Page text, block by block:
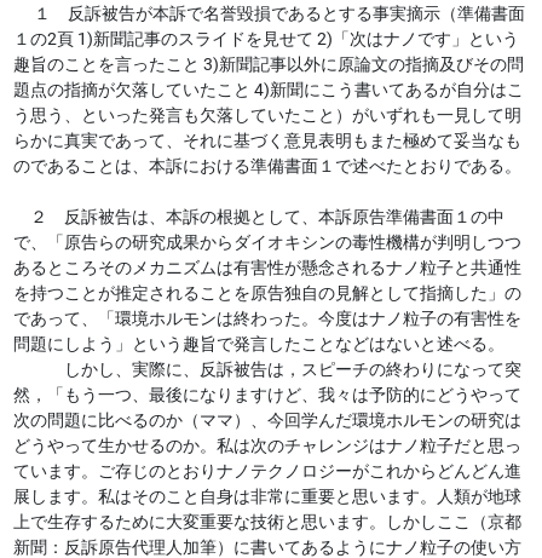
１ 反訴被告が本訴で名誉毀損であるとする事実摘示（準備書面
１の2頁 1)新聞記事のスライドを見せて 2)「次はナノです」という
趣旨のことを言ったこと 3)新聞記事以外に原論文の指摘及びその問
題点の指摘が欠落していたこと 4)新聞にこう書いてあるが自分はこ
う思う、といった発言も欠落していたこと）がいずれも一見して明
らかに真実であって、それに基づく意見表明もまた極めて妥当なも
のであることは、本訴における準備書面１で述べたとおりである。
２ 反訴被告は、本訴の根拠として、本訴原告準備書面１の中
で、「原告らの研究成果からダイオキシンの毒性機構が判明しつつ
あるところそのメカニズムは有害性が懸念されるナノ粒子と共通性
を持つことが推定されることを原告独自の見解として指摘した」の
であって、「環境ホルモンは終わった。今度はナノ粒子の有害性を
問題にしよう」という趣旨で発言したことなどはないと述べる。
しかし、実際に、反訴被告は，スピーチの終わりになって突
然，「もう一つ、最後になりますけど、我々は予防的にどうやって
次の問題に比べるのか（ママ）、今回学んだ環境ホルモンの研究は
どうやって生かせるのか。私は次のチャレンジはナノ粒子だと思っ
ています。ご存じのとおりナノテクノロジーがこれからどんどん進
展します。私はそのこと自身は非常に重要と思います。人類が地球
上で生存するために大変重要な技術と思います。しかしここ（京都
新聞：反訴原告代理人加筆）に書いてあるようにナノ粒子の使い方